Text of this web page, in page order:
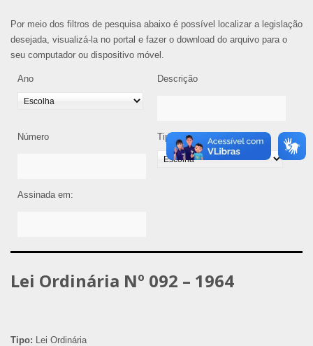
Por meio dos filtros de pesquisa abaixo é possível localizar a legislação
desejada, visualizá-la no portal e fazer o download do arquivo para o
seu computador ou dispositivo móvel.
Ano Descrição
Número Tipo de Legislação
Assinada em:
Lei Ordinária Nº 092 – 1964
Tipo: Lei Ordinária